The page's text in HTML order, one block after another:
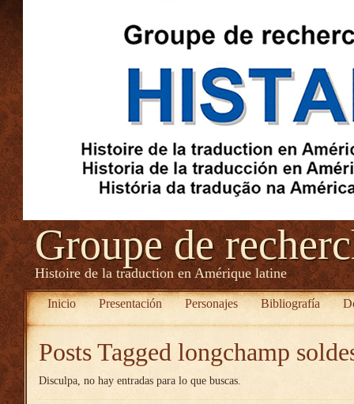
Groupe de
Histoire de la traduction en Amérique latine
Inicio Presentación Personajes Bibliografía
Posts Tagged longchamp
Disculpa, no hay entradas para lo que buscas.